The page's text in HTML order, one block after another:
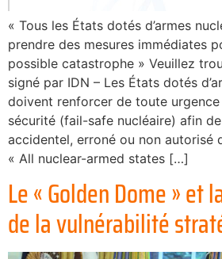
« Tous les États dotés d’armes
prendre des mesures immédiates
possible catastrophe » Veuillez
signé par IDN – Les États dotés
doivent renforcer de toute
sécurité (fail-safe nucléaire) afin
accidentel, erroné ou non autorisé
« All nuclear-armed states […]
Le « Golden Dome » et
de la vulnérabilité